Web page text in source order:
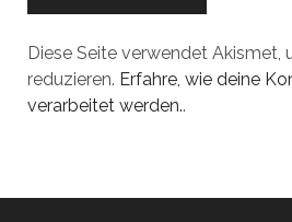
Diese Seite verwendet Akismet,
reduzieren. Erfahre, wie deine
verarbeitet werden..